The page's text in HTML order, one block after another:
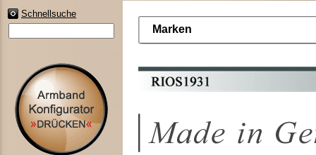
Schnellsuche
Marken